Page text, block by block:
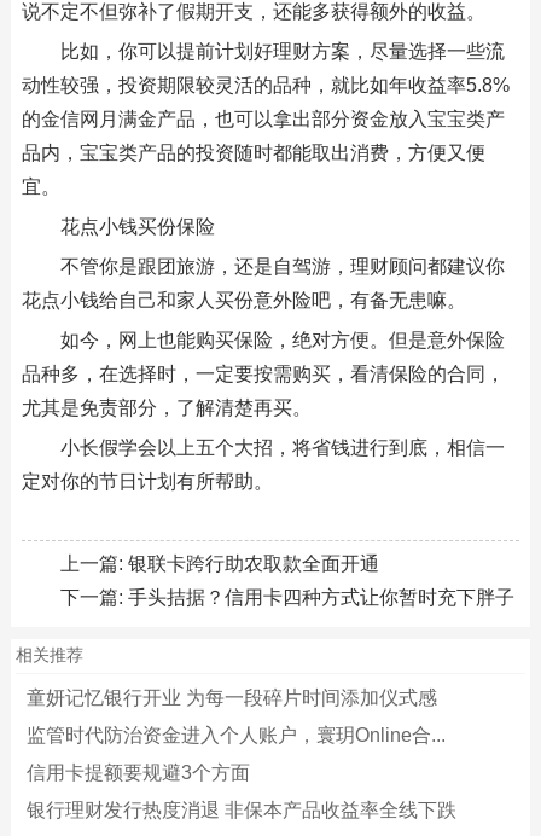
说不定不但弥补了假期开支，还能多获得额外的收益。
比如，你可以提前计划好理财方案，尽量选择一些流
动性较强，投资期限较灵活的品种，就比如年收益率5.8%
的金信网月满金产品，也可以拿出部分资金放入宝宝类产
品内，宝宝类产品的投资随时都能取出消费，方便又便
宜。
花点小钱买份保险
不管你是跟团旅游，还是自驾游，理财顾问都建议你
花点小钱给自己和家人买份意外险吧，有备无患嘛。
如今，网上也能购买保险，绝对方便。但是意外保险
品种多，在选择时，一定要按需购买，看清保险的合同，
尤其是免责部分，了解清楚再买。
小长假学会以上五个大招，将省钱进行到底，相信一
定对你的节日计划有所帮助。
上一篇: 银联卡跨行助农取款全面开通
下一篇: 手头拮据？信用卡四种方式让你暂时充下胖子
相关推荐
童妍记忆银行开业 为每一段碎片时间添加仪式感
监管时代防治资金进入个人账户，寰玥Online合...
信用卡提额要规避3个方面
银行理财发行热度消退 非保本产品收益率全线下跌